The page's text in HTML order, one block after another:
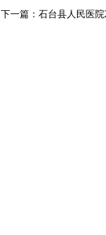
下一篇： 石台县人民医